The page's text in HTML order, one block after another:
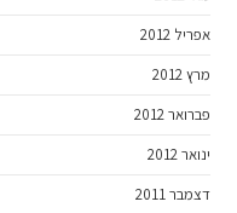
אפריל 2012
מרץ 2012
פברואר 2012
ינואר 2012
דצמבר 2011